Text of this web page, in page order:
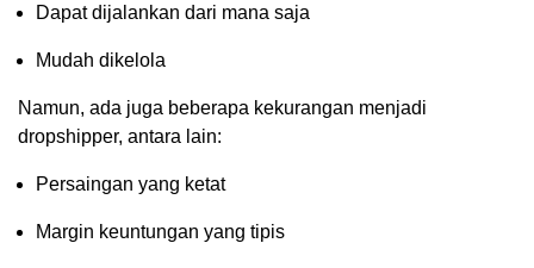
Dapat dijalankan dari mana saja
Mudah dikelola
Namun, ada juga beberapa kekurangan menjadi
dropshipper, antara lain:
Persaingan yang ketat
Margin keuntungan yang tipis